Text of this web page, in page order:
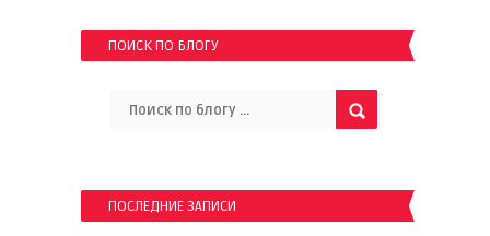
ПОИСК ПО БЛОГУ
ПОСЛЕДНИЕ ЗАПИСИ